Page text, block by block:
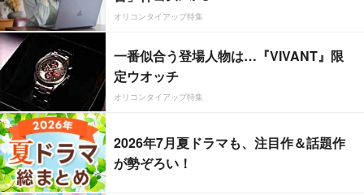
オリコンタイアップ特集
一番似合う登場人物は…『VIVANT』限
定ウオッチ
オリコンタイアップ特集
2026年7月夏ドラマも、注目作＆話題作
が勢ぞろい！